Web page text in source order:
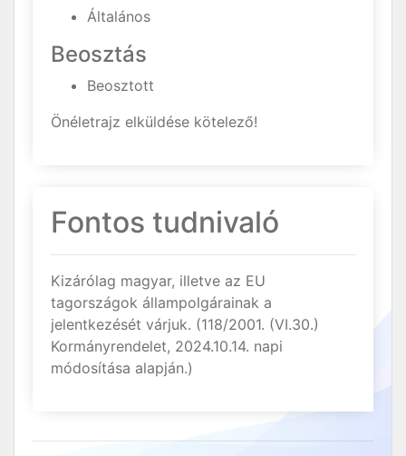
Általános
Beosztás
Beosztott
Önéletrajz elküldése kötelező!
Fontos tudnivaló
Kizárólag magyar, illetve az EU
tagországok állampolgárainak a
jelentkezését várjuk. (118/2001. (VI.30.)
Kormányrendelet, 2024.10.14. napi
módosítása alapján.)